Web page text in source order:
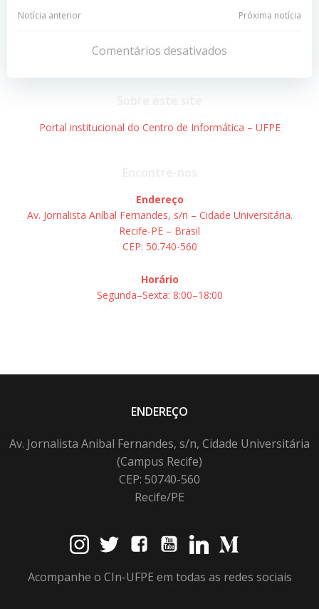
Navegação
Post
Notícia anterior
Navegação
de
Post
Próxima notícia
Comentários desativados
Portal institucional do Centro de Informática – UFPE
Endereço
Av. Jornalista Aníbal Fernandes, s/n – Cidade Universitária.
Recife-PE – Brasil
CEP: 50.740-560
Horário
Segunda–Sexta: 8:00–18:00
ENDEREÇO
Av. Jornalista Anibal Fernandes, s/n, Cidade Universitária
(Campus Recife)
CEP: 50740-560
Recife/PE
Acompanhe o CIn-UFPE em todas as redes sociais